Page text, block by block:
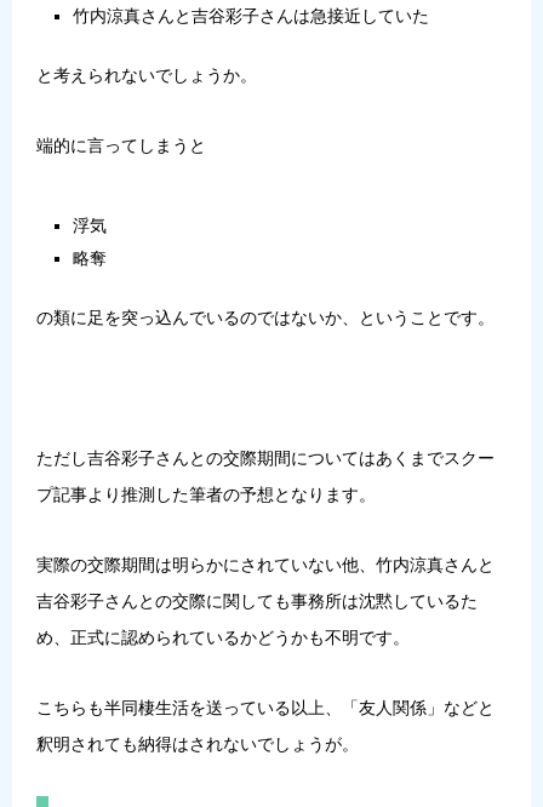
竹内涼真さんと吉谷彩子さんは急接近していた
と考えられないでしょうか。
端的に言ってしまうと
浮気
略奪
の類に足を突っ込んでいるのではないか、ということです。
ただし吉谷彩子さんとの交際期間についてはあくまでスクー
プ記事より推測した筆者の予想となります。
実際の交際期間は明らかにされていない他、竹内涼真さんと
吉谷彩子さんとの交際に関しても事務所は沈黙しているた
め、正式に認められているかどうかも不明です。
こちらも半同棲生活を送っている以上、「友人関係」などと
釈明されても納得はされないでしょうが。